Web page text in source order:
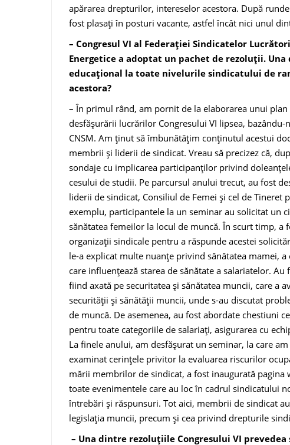
apărarea drepturilor, intereselor acestora. După
fost plasaţi în posturi vacante, astfel în­cât nici unul
– Congresul VI al Federaţiei Sindicatelor
Energetice a adoptat un pachet de rezoluţii.
educaţional la toate nivelurile sindicatu­lui de
acestora?
– În primul rând, am pornit de la elaborarea unui
des­făşurării lucrărilor Congresului VI lipsea,
CNSM. Am ţinut să îmbunătăţim conţinu­tul acestui
membrii şi liderii de sindicat. Vreau să precizez că,
sondaje cu implicarea par­ticipanţilor privind
cesului de studii. Pe parcursul anu­lui trecut, au fost
lide­rii de sindicat, Consiliul de Femei și cel de Tineret
exemplu, participantele la un seminar au so­licitat un
sănătatea femeilor la locul de muncă. În scurt timp, a
organizații sindicale pentru a răspunde acestei
le-a explicat multe nuanţe pri­vind sănătatea mamei,
care influenţează starea de sănăta­te a salariatelor.
fiind axată pe securitatea şi sănătatea muncii, care a
securităţii şi sănătăţii muncii, unde s-au discu­tat
de muncă. De asemenea, au fost abordate ches­tiuni
pentru toate ca­tegoriile de salariaţi, asigurarea cu
La finele anului, am desfășurat un seminar, la care
examinat cerințele privitor la evaluarea riscurilor
mării membrilor de sindicat, a fost inaugurată pagina
toate evenimentele care au loc în cadrul sindicatului
întrebări şi răspunsuri. Tot aici, membrii de sindicat
legislaţia mun­cii, precum şi cea privind drepturile
– Una dintre rezoluţiile Con­gresului VI